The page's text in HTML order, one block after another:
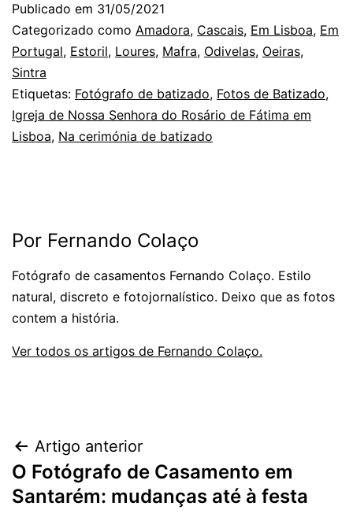
Publicado em 31/05/2021
Categorizado como Amadora, Cascais, Em Lisboa, Em
Portugal, Estoril, Loures, Mafra, Odivelas, Oeiras,
Sintra
Etiquetas: Fotógrafo de batizado, Fotos de Batizado,
Igreja de Nossa Senhora do Rosário de Fátima em
Lisboa, Na cerimónia de batizado
Por Fernando Colaço
Fotógrafo de casamentos Fernando Colaço. Estilo
natural, discreto e fotojornalístico. Deixo que as fotos
contem a história.
Ver todos os artigos de Fernando Colaço.
Navegação
de
Artigo anterior
O Fotógrafo de Casamento em
Santarém: mudanças até à festa